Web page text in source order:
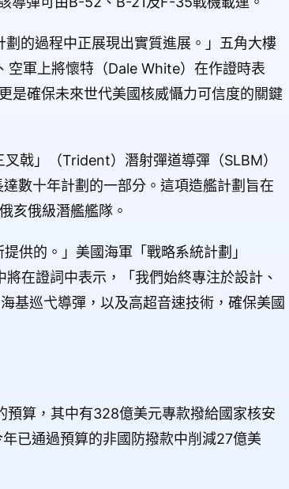
的過程中正展現出實質進展。」五角大樓
軍上將懷特（Dale White）在作證時表
是確保未來世代美國核威懾力可信度的關鍵
戟」（Trident）潛射彈道導彈（SLBM）
數十年計劃的一部分。這項造艦計劃旨在
亥俄級潛艦艦隊。
供的。」美國海軍「戰略系統計劃」
在證詞中表示，「我們始終專注於設計、
基巡弋導彈，以及高超音速技術，確保美國
算，其中有328億美元專款撥給國家核安
已通過預算的非國防撥款中削減27億美